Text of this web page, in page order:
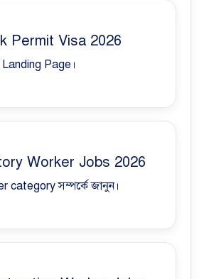
Permit Visa 2026
Page।
Worker Jobs 2026
category সম্পর্কে জানুন।